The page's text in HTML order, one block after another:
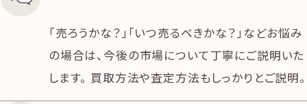
「売ろうかな？」「いつ売るべきかな？」などお悩み
の場合は、今後の市場について丁寧にご説明いた
します。 買取方法や査定方法もしっかりとご説明。